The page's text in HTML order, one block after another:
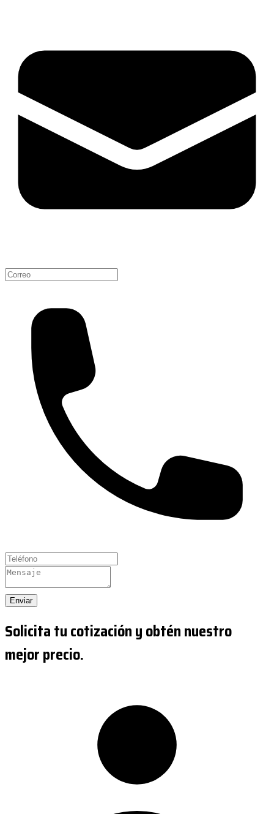
Enviar
Solicita tu cotización y obtén nuestro
mejor precio.